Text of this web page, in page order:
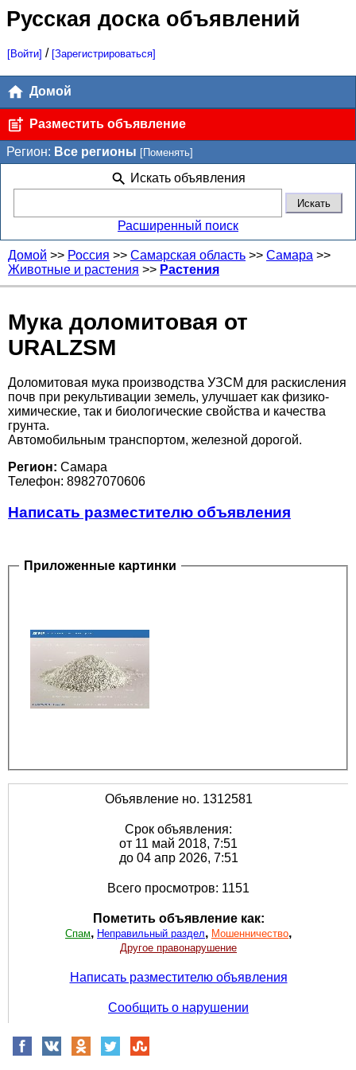
Русская доска объявлений
[Войти] / [Зарегистрироваться]
Домой
Разместить объявление
Регион: Все регионы [Поменять]
Искать объявления
Расширенный поиск
Домой >> Россия >> Самарская область >> Самара >>
Животные и растения >> Растения
Мука доломитовая от
URALZSM
Доломитовая мука производства УЗСМ для раскисления
почв при рекультивации земель, улучшает как физико-
химические, так и биологические свойства и качества
грунта.
Автомобильным транспортом, железной дорогой.
Регион: Самара
Телефон: 89827070606
Написать разместителю объявления
Приложенные картинки
Объявление но. 1312581
Срок объявления:
от 11 май 2018, 7:51
до 04 апр 2026, 7:51
Всего просмотров: 1151
Пометить объявление как:
Спам, Неправильный раздел, Мошенничество,
Другое правонарушение
Написать разместителю объявления
Сообщить о нарушении